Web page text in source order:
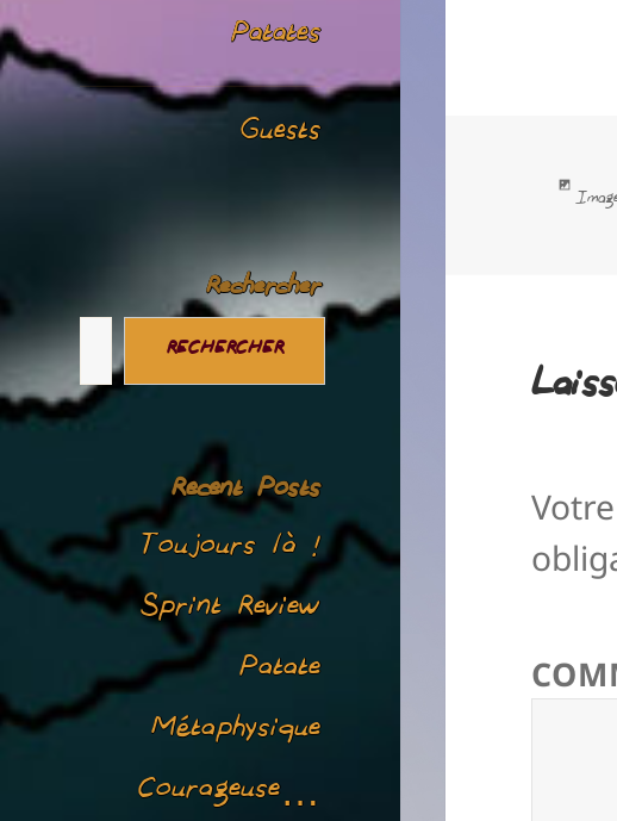
Patates
Guests
Rechercher
RECHERCHER
Recent Posts
Toujours là !
Sprint Review
Patate
Métaphysique
Courageuse…
Format